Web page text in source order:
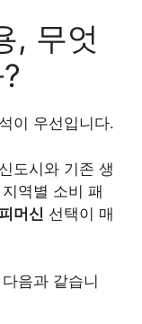
, 무엇
이 우선입니다.
도시와 기존 생
역별 소비 패
머신 선택이 매
음과 같습니